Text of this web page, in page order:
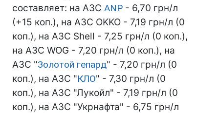
составляет: на АЗС ANP - 6,70 грн/л
(+15 коп.), на АЗС OKKO - 7,19 грн/л (0
коп.), на АЗС Shell - 7,25 грн/л (0 коп.),
на АЗС WOG - 7,20 грн/л (0 коп.), на
АЗС "Золотой гепард" - 7,20 грн/л (0
коп.), на АЗС "КЛО" - 7,30 грн/л (0
коп.), на АЗС "Лукойл" - 7,19 грн/л (0
коп.), на АЗС "Укрнафта" - 6,75 грн/л